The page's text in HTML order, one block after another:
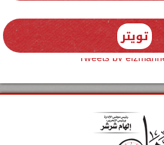
تويتر
Tweets by